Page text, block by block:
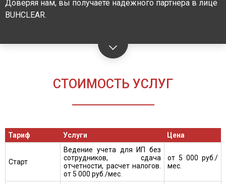
Доверяя нам, вы получаете надежного партнера в лице
BUHCLEAR.
СТОИМОСТЬ УСЛУГ
Тариф Услуги Цена
Старт
Ведение учета для ИП без
сотрудников, сдача
отчетности, расчет налогов.
от 5 000 руб./мес.
от 5 000 руб./
мес.